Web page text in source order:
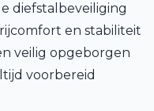
diefstalbeveiliging
en stabiliteit
veilig opgeborgen
voorbereid